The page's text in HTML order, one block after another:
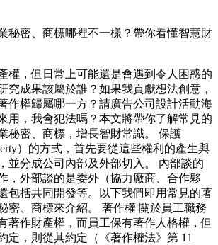
秘密、商標哪裡不一樣？帶你看懂智慧財
權，但日常上可能還是會遇到令人困惑的
究成果該屬於誰？如果我貢獻想法創意，
作權歸屬哪一方？請廣告公司設計活動海
用，我會犯法嗎？本文將帶你了解常見的
秘密、商標，增長智財常識。 保護
）的方式，首先要從這些權利的產生與
並分成公司內部及外部切入。 內部談的
，外部談的是委外（協力廠商、合作夥
包括共同開發等。以下我們即用常見的著
密、商標來介紹。 著作權 關於員工職務
著作財產權，而員工保有著作人格權，但
定，則從其約定（《著作權法》第 11